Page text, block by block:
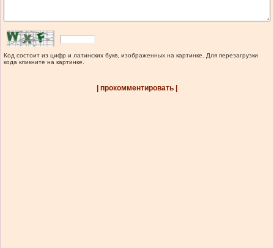
Код состоит из цифр и латинских букв, изображенных на картинке. Для перезагрузки
кода кликните на картинке.
| прокомментировать |